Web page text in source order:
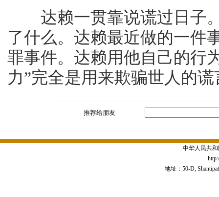
达赖一贯靠说谎过日子。
了什么。达赖最近做的一件
罪事件。达赖用他自己的行
力”完全是用来欺骗世人的谎
推荐给朋友
中华人民共
地址：50-D,